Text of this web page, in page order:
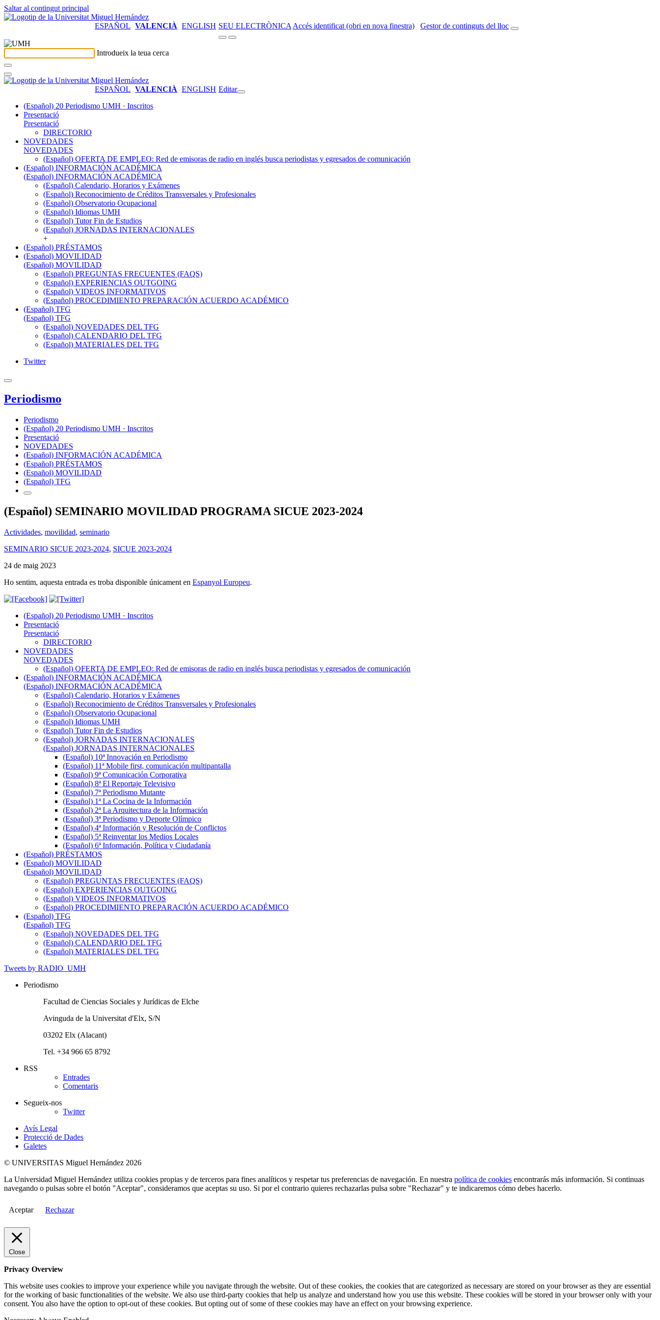
Saltar al contingut principal
ESPAÑOL VALENCIÀ ENGLISH SEU ELECTRÒNICA Accés identificat (obri en nova finestra) Gestor de continguts del lloc
Introdueix la teua cerca
ESPAÑOL VALENCIÀ ENGLISH Editar
(Español) 20 Periodismo UMH · Inscritos
Presentació
Presentació
DIRECTORIO
NOVEDADES
NOVEDADES
(Español) OFERTA DE EMPLEO: Red de emisoras de radio en inglés busca periodistas y egresados de comunicación
(Español) INFORMACIÓN ACADÉMICA
(Español) INFORMACIÓN ACADÉMICA
(Español) Calendario, Horarios y Exámenes
(Español) Reconocimiento de Créditos Transversales y Profesionales
(Español) Observatorio Ocupacional
(Español) Idiomas UMH
(Español) Tutor Fin de Estudios
(Español) JORNADAS INTERNACIONALES
+
(Español) PRÉSTAMOS
(Español) MOVILIDAD
(Español) MOVILIDAD
(Español) PREGUNTAS FRECUENTES (FAQS)
(Español) EXPERIENCIAS OUTGOING
(Español) VIDEOS INFORMATIVOS
(Español) PROCEDIMIENTO PREPARACIÓN ACUERDO ACADÉMICO
(Español) TFG
(Español) TFG
(Español) NOVEDADES DEL TFG
(Español) CALENDARIO DEL TFG
(Español) MATERIALES DEL TFG
Twitter
Periodismo
Periodismo
(Español) 20 Periodismo UMH · Inscritos
Presentació
NOVEDADES
(Español) INFORMACIÓN ACADÉMICA
(Español) PRÉSTAMOS
(Español) MOVILIDAD
(Español) TFG
(Español) SEMINARIO MOVILIDAD PROGRAMA SICUE 2023-2024
Actividades, movilidad, seminario
SEMINARIO SICUE 2023-2024, SICUE 2023-2024
24 de maig 2023
Ho sentim, aquesta entrada es troba disponible únicament en Espanyol Europeu.
(Español) 20 Periodismo UMH · Inscritos
Presentació
Presentació
DIRECTORIO
NOVEDADES
NOVEDADES
(Español) OFERTA DE EMPLEO: Red de emisoras de radio en inglés busca periodistas y egresados de comunicación
(Español) INFORMACIÓN ACADÉMICA
(Español) INFORMACIÓN ACADÉMICA
(Español) Calendario, Horarios y Exámenes
(Español) Reconocimiento de Créditos Transversales y Profesionales
(Español) Observatorio Ocupacional
(Español) Idiomas UMH
(Español) Tutor Fin de Estudios
(Español) JORNADAS INTERNACIONALES
(Español) JORNADAS INTERNACIONALES
(Español) 10ª Innovación en Periodismo
(Español) 11ª Mobile first, comunicación multipantalla
(Español) 9ª Comunicación Corporativa
(Español) 8ª El Reportaje Televisivo
(Español) 7ª Periodismo Mutante
(Español) 1ª La Cocina de la Información
(Español) 2ª La Arquitectura de la Información
(Español) 3ª Periodismo y Deporte Olímpico
(Español) 4ª Información y Resolución de Conflictos
(Español) 5ª Reinventar los Medios Locales
(Español) 6ª Información, Política y Ciudadanía
(Español) PRÉSTAMOS
(Español) MOVILIDAD
(Español) MOVILIDAD
(Español) PREGUNTAS FRECUENTES (FAQS)
(Español) EXPERIENCIAS OUTGOING
(Español) VIDEOS INFORMATIVOS
(Español) PROCEDIMIENTO PREPARACIÓN ACUERDO ACADÉMICO
(Español) TFG
(Español) TFG
(Español) NOVEDADES DEL TFG
(Español) CALENDARIO DEL TFG
(Español) MATERIALES DEL TFG
Tweets by RADIO_UMH
Periodismo
Facultad de Ciencias Sociales y Jurídicas de Elche
Avinguda de la Universitat d'Elx, S/N
03202 Elx (Alacant)
Tel. +34 966 65 8792
RSS
Entrades
Comentaris
Segueix-nos
Twitter
Avís Legal
Protecció de Dades
Galetes
© UNIVERSITAS Miguel Hernández 2026
La Universidad Miguel Hernández utiliza cookies propias y de terceros para fines analíticos y respetar tus preferencias de navegación. En nuestra política de cookies encontrarás más información. Si continuas
navegando o pulsas sobre el botón "Aceptar", consideramos que aceptas su uso. Si por el contrario quieres rechazarlas pulsa sobre "Rechazar" y te indicaremos cómo debes hacerlo.
Aceptar Rechazar
Close
Privacy Overview
This website uses cookies to improve your experience while you navigate through the website. Out of these cookies, the cookies that are categorized as necessary are stored on your browser as they are essential
for the working of basic functionalities of the website. We also use third-party cookies that help us analyze and understand how you use this website. These cookies will be stored in your browser only with your
consent. You also have the option to opt-out of these cookies. But opting out of some of these cookies may have an effect on your browsing experience.